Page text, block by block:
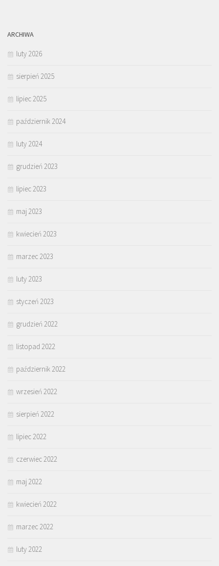
ARCHIWA
luty 2026
sierpień 2025
lipiec 2025
październik 2024
luty 2024
grudzień 2023
lipiec 2023
maj 2023
kwiecień 2023
marzec 2023
luty 2023
styczeń 2023
grudzień 2022
listopad 2022
październik 2022
wrzesień 2022
sierpień 2022
lipiec 2022
czerwiec 2022
maj 2022
kwiecień 2022
marzec 2022
luty 2022